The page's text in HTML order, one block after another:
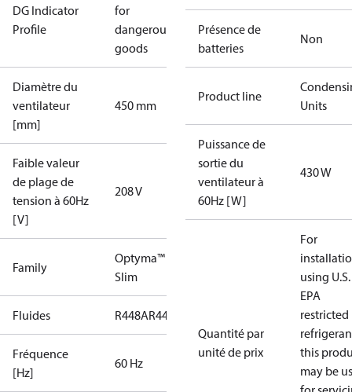
DG Indicator
Profile
for
dangerous
goods
Diamètre du
ventilateur
[mm]
450 mm
Faible valeur
de plage de
tension à 60Hz
[V]
208 V
Family
Optyma™
Slim
Fluides R448AR449A
Fréquence
[Hz]
60 Hz
Présence de
batteries
Non
Product line
Units
Puissance de
sortie du
ventilateur à
60Hz [W]
430 W
Quantité par
unité de prix
For
using U.S.
EPA
restricted
this
may be